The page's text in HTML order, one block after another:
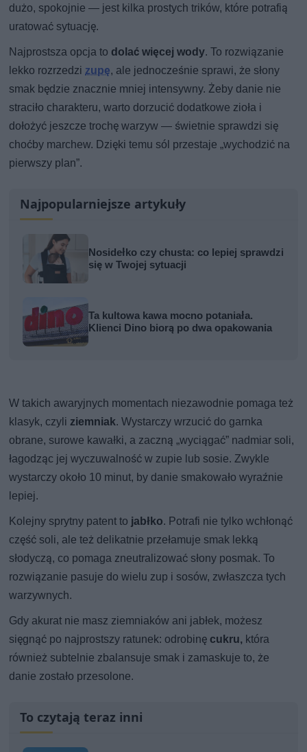
dużo, spokojnie — jest kilka prostych trików, które potrafią
uratować sytuację.
Najprostsza opcja to dolać więcej wody. To rozwiązanie
lekko rozrzedzi zupę, ale jednocześnie sprawi, że słony
smak będzie znacznie mniej intensywny. Żeby danie nie
straciło charakteru, warto dorzucić dodatkowe zioła i
dołożyć jeszcze trochę warzyw — świetnie sprawdzi się
choćby marchew. Dzięki temu sól przestaje „wychodzić na
pierwszy plan”.
Najpopularniejsze artykuły
Nosidełko czy chusta: co lepiej sprawdzi
się w Twojej sytuacji
Ta kultowa kawa mocno potaniała.
Klienci Dino biorą po dwa opakowania
W takich awaryjnych momentach niezawodnie pomaga też
klasyk, czyli ziemniak. Wystarczy wrzucić do garnka
obrane, surowe kawałki, a zaczną „wyciągać” nadmiar soli,
łagodząc jej wyczuwalność w zupie lub sosie. Zwykle
wystarczy około 10 minut, by danie smakowało wyraźnie
lepiej.
Kolejny sprytny patent to jabłko. Potrafi nie tylko wchłonąć
część soli, ale też delikatnie przełamuje smak lekką
słodyczą, co pomaga zneutralizować słony posmak. To
rozwiązanie pasuje do wielu zup i sosów, zwłaszcza tych
warzywnych.
Gdy akurat nie masz ziemniaków ani jabłek, możesz
sięgnąć po najprostszy ratunek: odrobinę cukru, która
również subtelnie zbalansuje smak i zamaskuje to, że
danie zostało przesolone.
To czytają teraz inni